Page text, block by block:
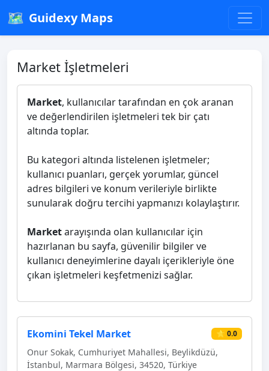
🗺️ Guidexy Maps
Market İşletmeleri
Market, kullanıcılar tarafından en çok aranan
ve değerlendirilen işletmeleri tek bir çatı
altında toplar.
Bu kategori altında listelenen işletmeler;
kullanıcı puanları, gerçek yorumlar, güncel
adres bilgileri ve konum verileriyle birlikte
sunularak doğru tercihi yapmanızı kolaylaştırır.
Marketarayışında olan kullanıcılar için
hazırlanan bu sayfa, güvenilir bilgiler ve
kullanıcı deneyimlerine dayalı içerikleriyle öne
çıkan işletmeleri keşfetmenizi sağlar.
Ekomini Tekel Market ⭐ 0.0
Onur Sokak, Cumhuriyet Mahallesi, Beylikdüzü,
İstanbul, Marmara Bölgesi, 34520, Türkiye